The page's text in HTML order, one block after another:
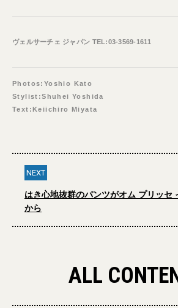
ヴェルサーチェ ジャパン TEL:03-3569-1611
Photos:Yoshio Kato
Stylist:Shuhei Yoshida
Text:Keiichiro Miyata
NEXT
はき心地抜群のパンツがオム プリッセ
から
ALL